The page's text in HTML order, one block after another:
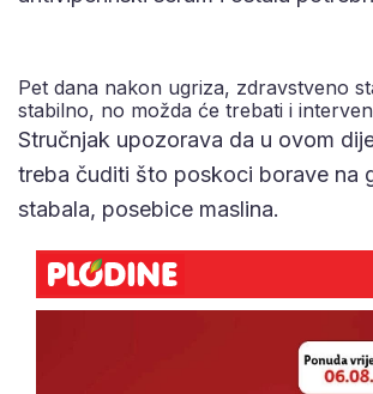
Pet dana nakon ugriza, zdravstveno
stabilno, no možda će trebati i
Stručnjak upozorava da u ovom
treba čuditi što poskoci borave na
stabala, posebice maslina.